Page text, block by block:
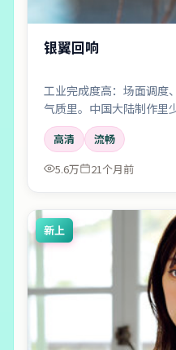
银翼回响
工业完成度高：场面调度
气质里。中国大陆制作里
高清
流畅
5.6万
21个月前
新上